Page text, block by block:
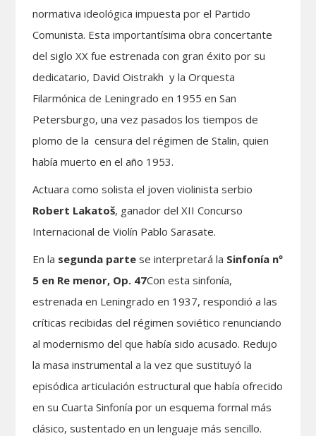
normativa ideológica impuesta por el Partido
Comunista. Esta importantísima obra concertante
del siglo XX fue estrenada con gran éxito por su
dedicatario, David Oistrakh y la Orquesta
Filarmónica de Leningrado en 1955 en San
Petersburgo, una vez pasados los tiempos de
plomo de la censura del régimen de Stalin, quien
había muerto en el año 1953.
Actuara como solista el joven violinista serbio
Robert Lakatoš, ganador del XII Concurso
Internacional de Violín Pablo Sarasate.
En la segunda parte se interpretará la Sinfonía nº
5 en Re menor, Op. 47Con esta sinfonía,
estrenada en Leningrado en 1937, respondió a las
críticas recibidas del régimen soviético renunciando
al modernismo del que había sido acusado. Redujo
la masa instrumental a la vez que sustituyó la
episódica articulación estructural que había ofrecido
en su Cuarta Sinfonía por un esquema formal más
clásico, sustentado en un lenguaje más sencillo.